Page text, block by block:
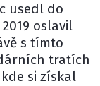
usedl do
oslavil
s tímto
tratích
si získal